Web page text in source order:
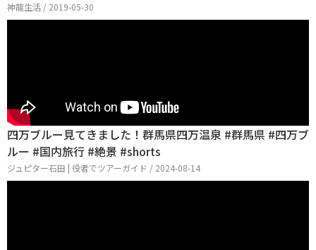
神龍生活 / 2019-05-30
四万ブルー見てきました！群馬県四万温泉 #群馬県 #四万ブ
ルー #国内旅行 #絶景 #shorts
ジュピター石田 | 役者でツアーガイド / 2024-08-14